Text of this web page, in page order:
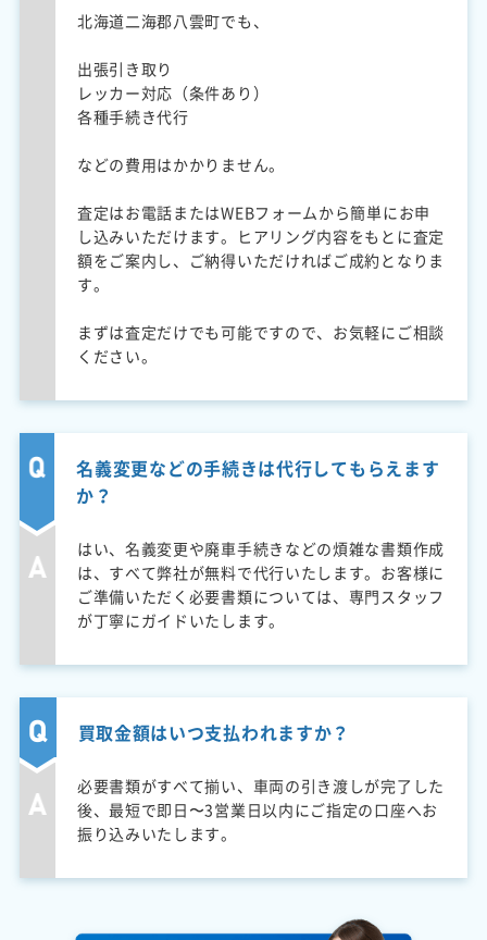
北海道二海郡八雲町でも、
出張引き取り
レッカー対応（条件あり）
各種手続き代行
などの費用はかかりません。
査定はお電話またはWEBフォームから簡単にお申
し込みいただけます。ヒアリング内容をもとに査定
額をご案内し、ご納得いただければご成約となりま
す。
まずは査定だけでも可能ですので、お気軽にご相談
ください。
名義変更などの手続きは代行してもらえます
か？
はい、名義変更や廃車手続きなどの煩雑な書類作成
は、すべて弊社が無料で代行いたします。お客様に
ご準備いただく必要書類については、専門スタッフ
が丁寧にガイドいたします。
買取金額はいつ支払われますか？
必要書類がすべて揃い、車両の引き渡しが完了した
後、最短で即日〜3営業日以内にご指定の口座へお
振り込みいたします。